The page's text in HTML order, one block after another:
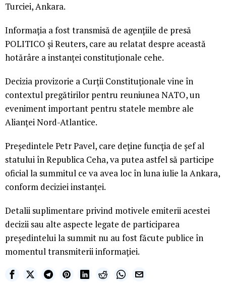
Turciei, Ankara.
Informaţia a fost transmisă de agenţiile de presă
POLITICO şi Reuters, care au relatat despre această
hotărâre a instanţei constituţionale cehe.
Decizia provizorie a Curţii Constituţionale vine în
contextul pregătirilor pentru reuniunea NATO, un
eveniment important pentru statele membre ale
Alianţei Nord-Atlantice.
Preşedintele Petr Pavel, care deţine funcţia de şef al
statului în Republica Ceha, va putea astfel să participe
oficial la summitul ce va avea loc în luna iulie la Ankara,
conform deciziei instanţei.
Detalii suplimentare privind motivele emiterii acestei
decizii sau alte aspecte legate de participarea
preşedintelui la summit nu au fost făcute publice în
momentul transmiterii informaţiei.